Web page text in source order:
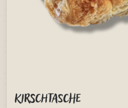
Kirschtasche